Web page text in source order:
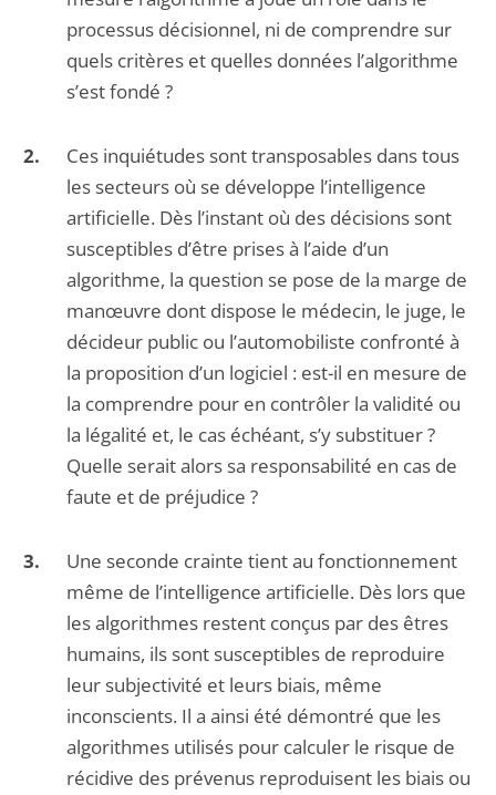
processus décisionnel, ni de comprendre sur
quels critères et quelles données l’algorithme
s’est fondé ?
Ces inquiétudes sont transposables dans tous
les secteurs où se développe l’intelligence
artificielle. Dès l’instant où des décisions sont
susceptibles d’être prises à l’aide d’un
algorithme, la question se pose de la marge de
manœuvre dont dispose le médecin, le juge, le
décideur public ou l’automobiliste confronté à
la proposition d’un logiciel : est-il en mesure de
la comprendre pour en contrôler la validité ou
la légalité et, le cas échéant, s’y substituer ?
Quelle serait alors sa responsabilité en cas de
faute et de préjudice ?
Une seconde crainte tient au fonctionnement
même de l’intelligence artificielle. Dès lors que
les algorithmes restent conçus par des êtres
humains, ils sont susceptibles de reproduire
leur subjectivité et leurs biais, même
inconscients. Il a ainsi été démontré que les
algorithmes utilisés pour calculer le risque de
récidive des prévenus reproduisent les biais ou